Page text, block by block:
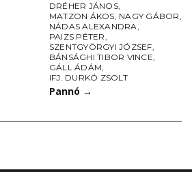
DRÉHER JÁNOS,
MATZON ÁKOS, NAGY GÁBOR,
NÁDAS ALEXANDRA,
PAIZS PÉTER,
SZENTGYÖRGYI JÓZSEF,
BÁNSÁGHI TIBOR VINCE,
GÁLL ÁDÁM,
IFJ. DURKÓ ZSOLT
Pannó →